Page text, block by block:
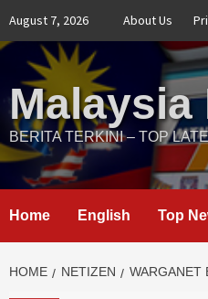
content
August 7, 2026 About Us
Malaysia
BERITA TERKINI – TOP
Home English Top
HOME NETIZEN WARGANET